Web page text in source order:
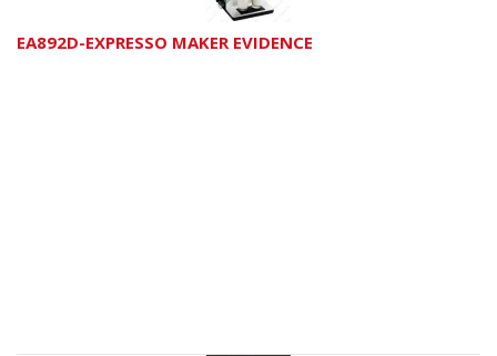
EA892D-EXPRESSO MAKER EVIDENCE